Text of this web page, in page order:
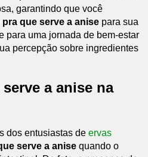
garantindo que você
pra que serve a anise para sua
para uma jornada de bem-estar
percepção sobre ingredientes
a anise na
dos entusiastas de ervas
serve a anise quando o